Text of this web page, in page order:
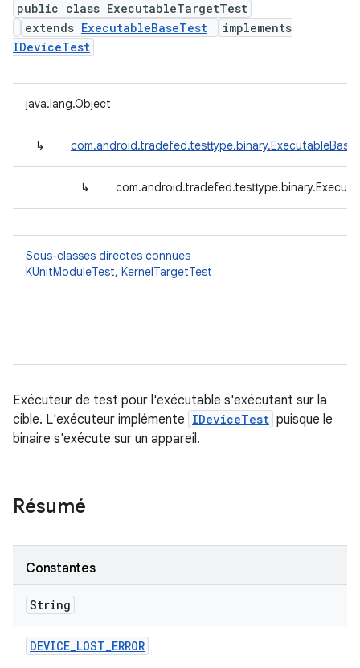
public class ExecutableTargetTest
extends ExecutableBaseTest
implements
IDeviceTest
java.lang.Object
↳
↳
Sous-classes directes connues
KUnitModuleTest, KernelTargetTest
Exécuteur de test pour l'exécutable s'exécutant sur la
cible. L'exécuteur implémente IDeviceTest puisque le
binaire s'exécute sur un appareil.
Résumé
Constantes
String
DEVICE_LOST_ERROR